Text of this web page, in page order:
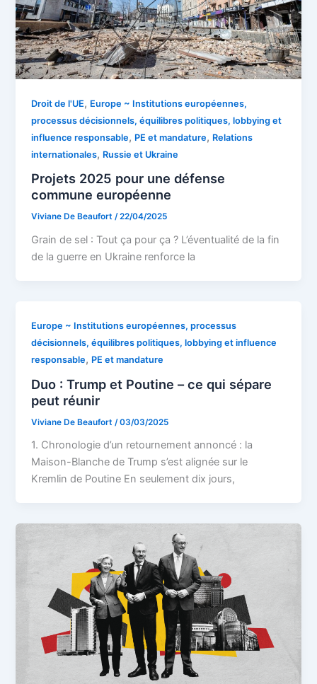
Droit de l'UE, Europe ~ Institutions européennes,
processus décisionnels, équilibres politiques, lobbying et
influence responsable, PE et mandature, Relations
internationales, Russie et Ukraine
Projets 2025 pour une défense
commune européenne
Viviane De Beaufort/22/04/2025
Grain de sel : Tout ça pour ça ? L’éventualité de la fin
de la guerre en Ukraine renforce la
Europe ~ Institutions européennes, processus
décisionnels, équilibres politiques, lobbying et influence
responsable, PE et mandature
Duo : Trump et Poutine – ce qui sépare
peut réunir
Viviane De Beaufort /03/03/2025
1. Chronologie d’un retournement annoncé : la
Maison-Blanche de Trump s’est alignée sur le
Kremlin de Poutine En seulement dix jours,